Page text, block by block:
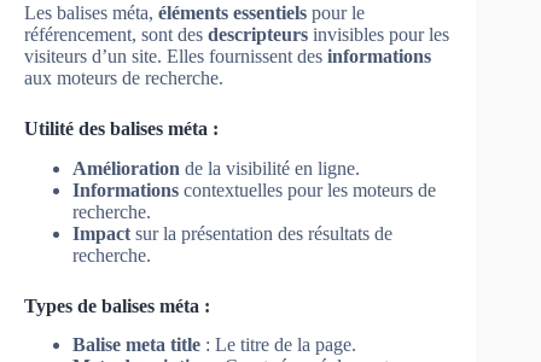
Les balises méta, éléments essentiels pour le
référencement, sont des descripteurs invisibles pour les
visiteurs d’un site. Elles fournissent des informations
aux moteurs de recherche.
Utilité des balises méta :
Amélioration de la visibilité en ligne.
Informations contextuelles pour les moteurs de
recherche.
Impact sur la présentation des résultats de
recherche.
Types de balises méta :
Balise meta title : Le titre de la page.